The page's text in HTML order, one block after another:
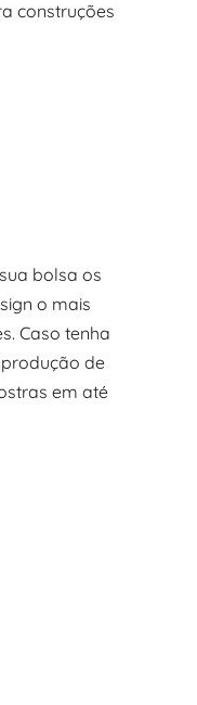
construções
bolsa os
o mais
Caso tenha
de
em até